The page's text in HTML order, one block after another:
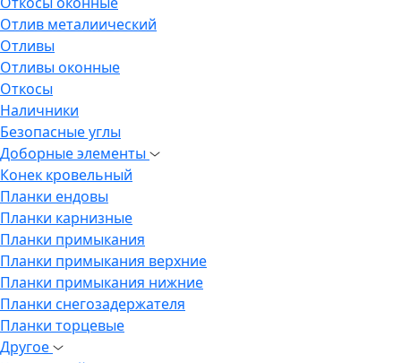
Отлив металиический
Отливы
Отливы оконные
Откосы
Наличники
Безопасные углы
Доборные элементы
Конек кровельный
Планки ендовы
Планки карнизные
Планки примыкания
Планки примыкания верхние
Планки примыкания нижние
Планки снегозадержателя
Планки торцевые
Другое